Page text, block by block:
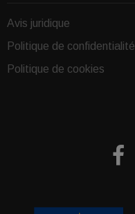
Avis juridique
Politique de confidentialité
Politique de cookies
